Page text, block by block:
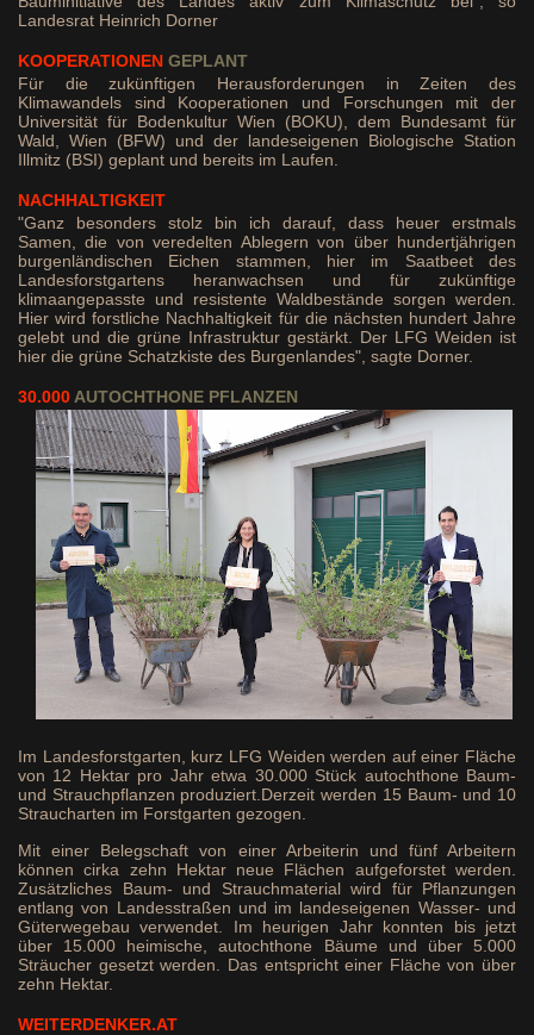
Landesrat Heinrich Dorner
KOOPERATIONEN GEPLANT
Für die zukünftigen Herausforderungen in Zeiten des
Klimawandels sind Kooperationen und Forschungen mit der
Universität für Bodenkultur Wien (BOKU), dem Bundesamt für
Wald, Wien (BFW) und der landeseigenen Biologische Station
Illmitz (BSI) geplant und bereits im Laufen.
NACHHALTIGKEIT
"Ganz besonders stolz bin ich darauf, dass heuer erstmals
Samen, die von veredelten Ablegern von über hundertjährigen
burgenländischen Eichen stammen, hier im Saatbeet des
Landesforstgartens heranwachsen und für zukünftige
klimaangepasste und resistente Waldbestände sorgen werden.
Hier wird forstliche Nachhaltigkeit für die nächsten hundert Jahre
gelebt und die grüne Infrastruktur gestärkt. Der LFG Weiden ist
hier die grüne Schatzkiste des Burgenlandes", sagte Dorner.
30.000 AUTOCHTHONE PFLANZEN
Im Landesforstgarten, kurz LFG Weiden werden auf einer Fläche
von 12 Hektar pro Jahr etwa 30.000 Stück autochthone Baum-
und Strauchpflanzen produziert.Derzeit werden 15 Baum- und 10
Straucharten im Forstgarten gezogen.
Mit einer Belegschaft von einer Arbeiterin und fünf Arbeitern
können cirka zehn Hektar neue Flächen aufgeforstet werden.
Zusätzliches Baum- und Strauchmaterial wird für Pflanzungen
entlang von Landesstraßen und im landeseigenen Wasser- und
Güterwegebau verwendet. Im heurigen Jahr konnten bis jetzt
über 15.000 heimische, autochthone Bäume und über 5.000
Sträucher gesetzt werden. Das entspricht einer Fläche von über
zehn Hektar.
WEITERDENKER.AT